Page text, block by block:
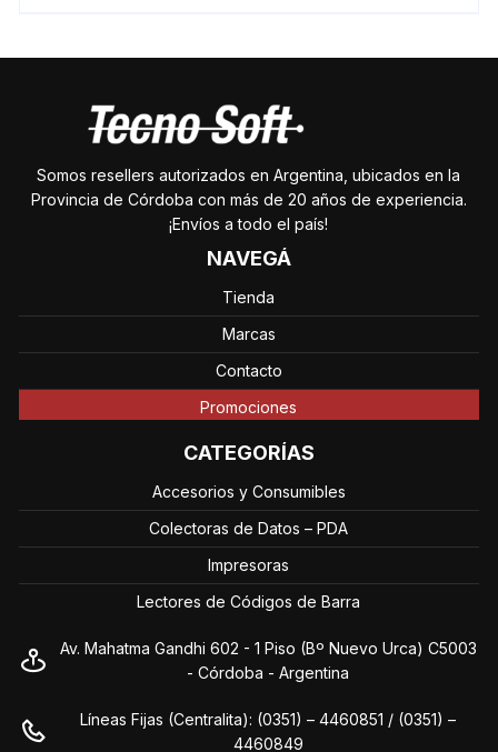
Somos resellers autorizados en Argentina, ubicados en la
Provincia de Córdoba con más de 20 años de experiencia.
¡Envíos a todo el país!
NAVEGÁ
Tienda
Marcas
Contacto
Promociones
CATEGORÍAS
Accesorios y Consumibles
Colectoras de Datos – PDA
Impresoras
Lectores de Códigos de Barra
Av. Mahatma Gandhi 602 - 1 Piso (Bº Nuevo Urca) C5003
- Córdoba - Argentina
Líneas Fijas (Centralita): (0351) – 4460851 / (0351) –
4460849